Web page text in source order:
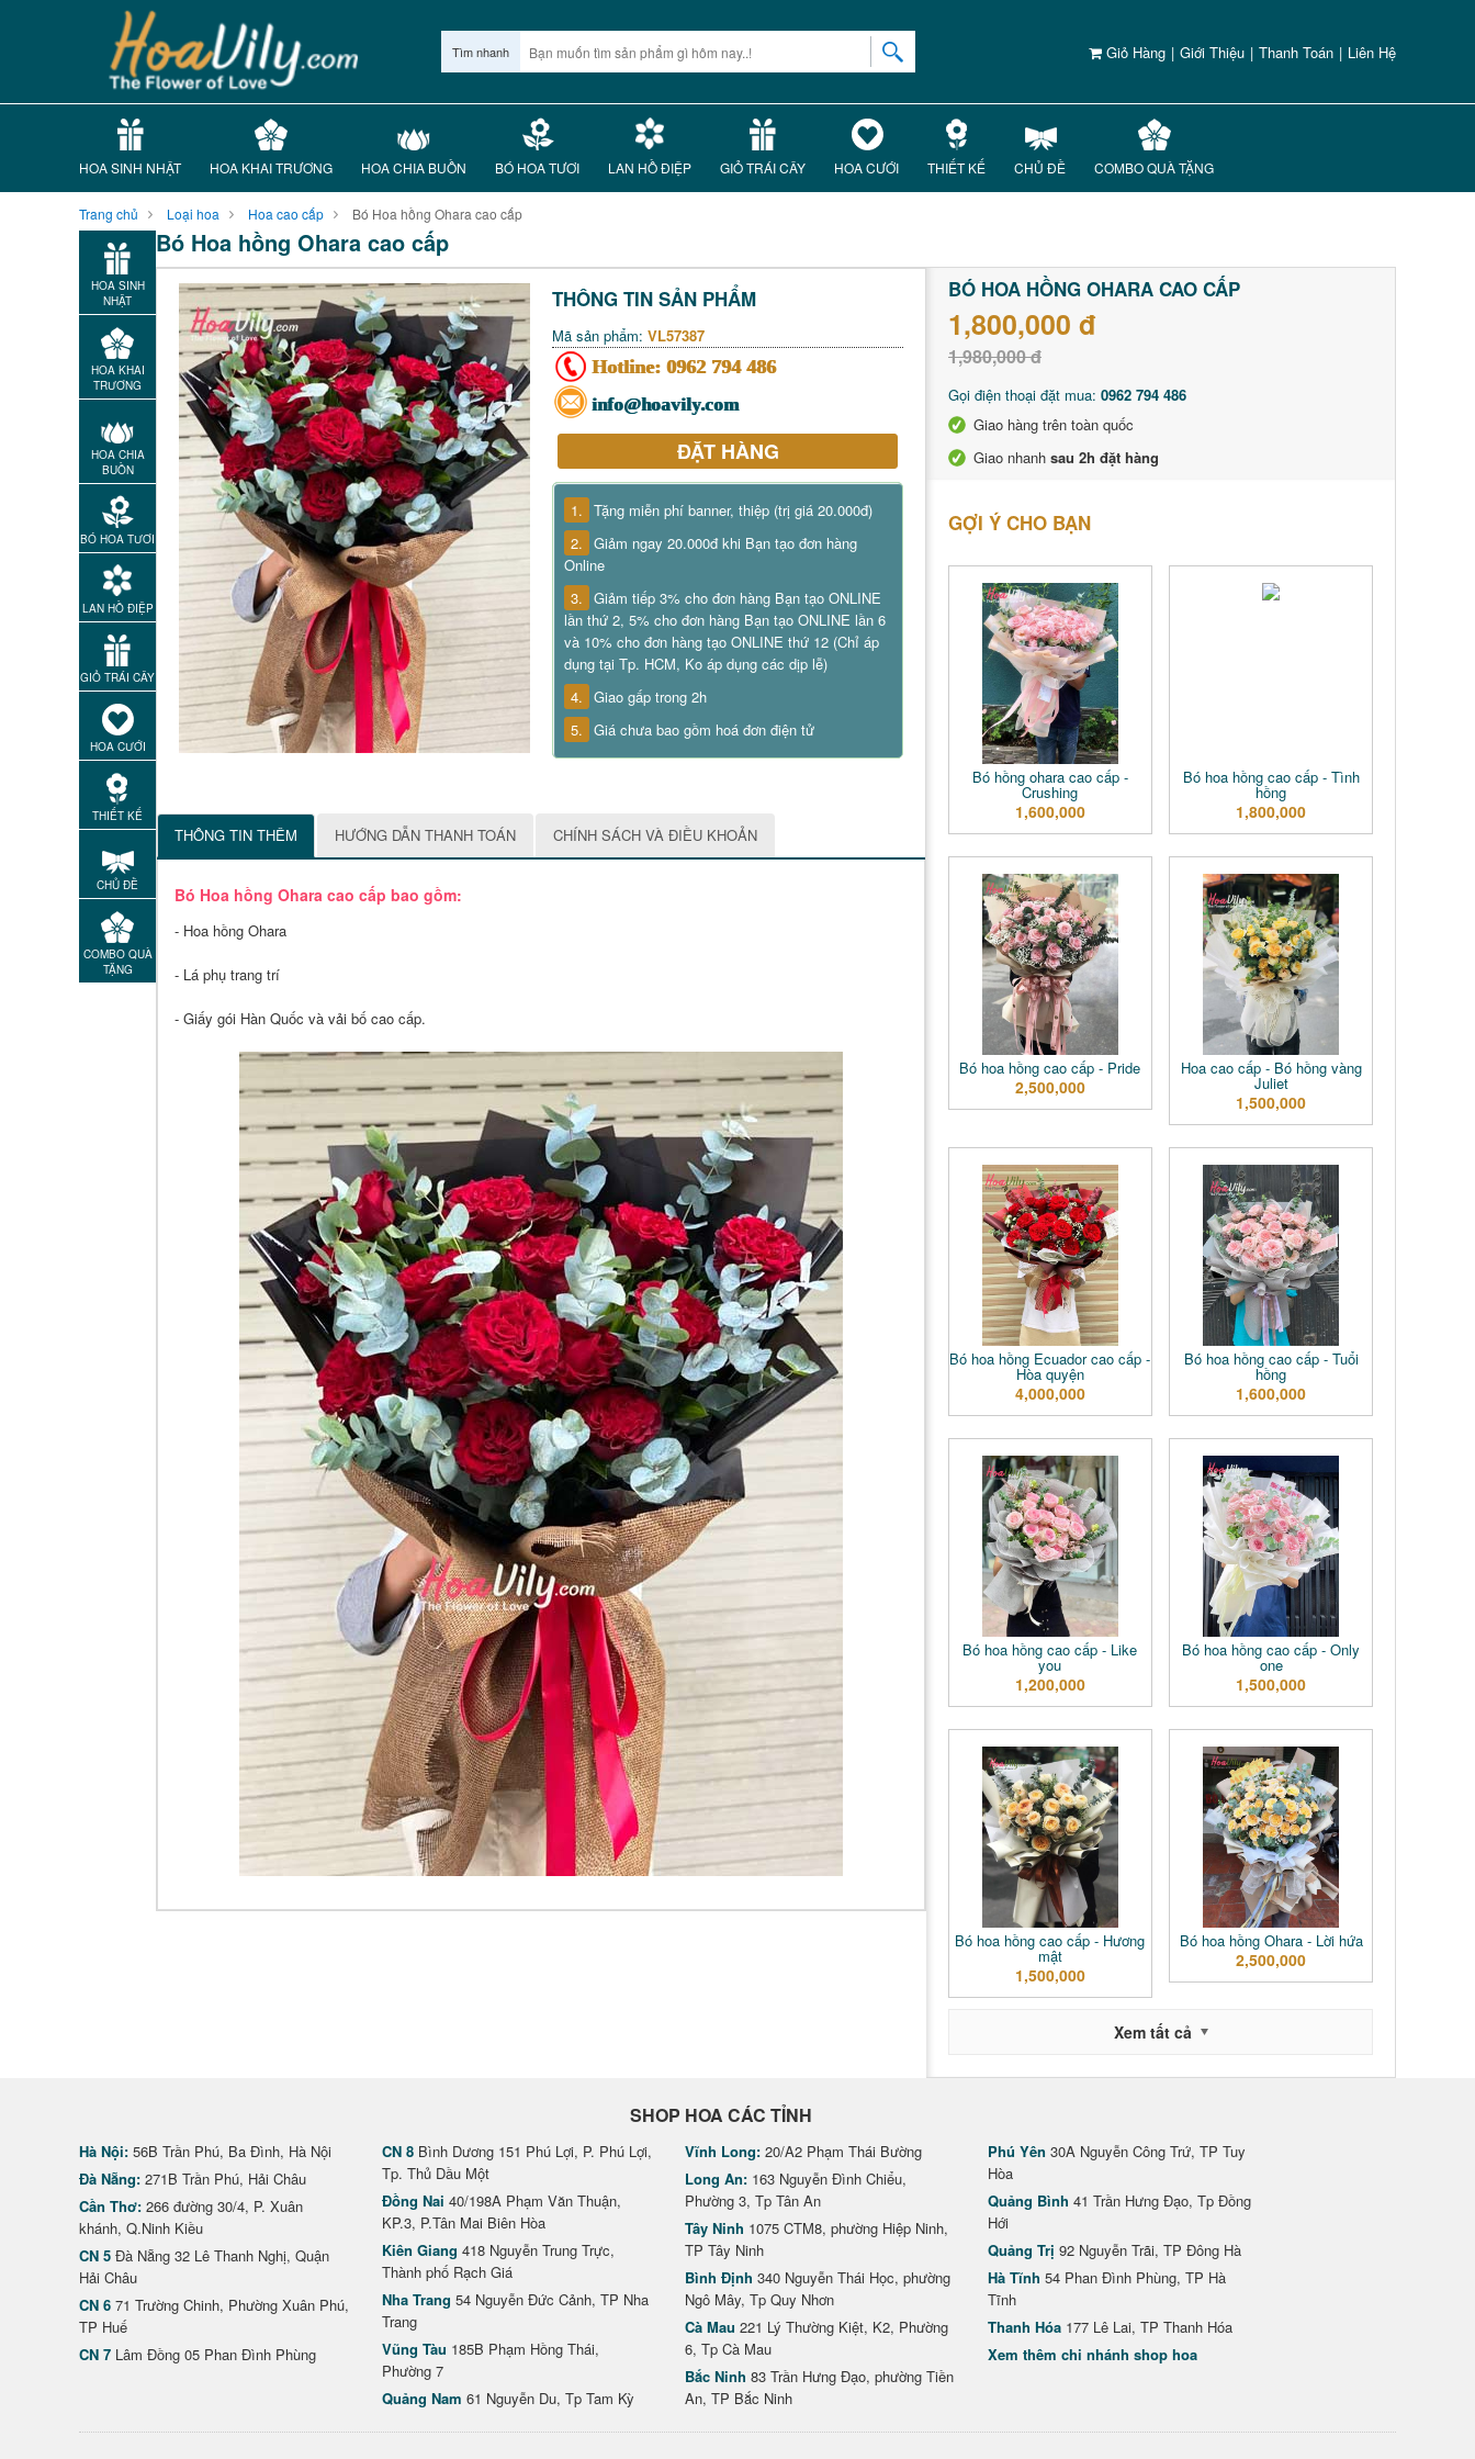
Giỏ Hàng | Giới Thiệu | Thanh Toán | Liên Hệ
Tìm nhanh
HOA SINH NHẬT HOA KHAI TRƯƠNG HOA CHIA BUỒN BÓ HOA TƯƠI LAN HỒ ĐIỆP GIỎ TRÁI CÂY HOA CƯỚI THIẾT KẾ CHỦ ĐỀ COMBO QUÀ TẶNG
Trang chủ Loại hoa Hoa cao cấp Bó Hoa hồng Ohara cao cấp
HOA SINH
NHẬT
HOA KHAI
TRƯƠNG
HOA CHIA
BUỒN
BÓ HOA TƯƠI
LAN HỒ ĐIỆP
GIỎ TRÁI CÂY
HOA CƯỚI
THIẾT KẾ
CHỦ ĐỀ
COMBO QUÀ
TẶNG
Bó Hoa hồng Ohara cao cấp
THÔNG TIN SẢN PHẨM
Mã sản phẩm: VL57387
Hotline: 0962 794 486
info@hoavily.com
ĐẶT HÀNG
1. Tặng miễn phí banner, thiệp (trị giá 20.000đ)
2. Giảm ngay 20.000đ khi Bạn tạo đơn hàng
Online
3. Giảm tiếp 3% cho đơn hàng Bạn tạo ONLINE
lần thứ 2, 5% cho đơn hàng Bạn tạo ONLINE lần 6
và 10% cho đơn hàng tạo ONLINE thứ 12 (Chỉ áp
dụng tại Tp. HCM, Ko áp dụng các dịp lễ)
4. Giao gấp trong 2h
5. Giá chưa bao gồm hoá đơn điện tử
THÔNG TIN THÊM HƯỚNG DẪN THANH TOÁN CHÍNH SÁCH VÀ ĐIỀU KHOẢN
Bó Hoa hồng Ohara cao cấp bao gồm:
- Hoa hồng Ohara
- Lá phụ trang trí
- Giấy gói Hàn Quốc và vải bố cao cấp.
BÓ HOA HỒNG OHARA CAO CẤP
1,800,000 đ
1,980,000 đ
Gọi điện thoại đặt mua: 0962 794 486
Giao hàng trên toàn quốc
Giao nhanh sau 2h đặt hàng
GỢI Ý CHO BẠN
Bó hồng ohara cao cấp -
Crushing
1,600,000
Bó hoa hồng cao cấp - Tình
hồng
1,800,000
Bó hoa hồng cao cấp - Pride
2,500,000
Hoa cao cấp - Bó hồng vàng
Juliet
1,500,000
Bó hoa hồng Ecuador cao cấp -
Hòa quyện
4,000,000
Bó hoa hồng cao cấp - Tuổi
hồng
1,600,000
Bó hoa hồng cao cấp - Like
you
1,200,000
Bó hoa hồng cao cấp - Only
one
1,500,000
Bó hoa hồng cao cấp - Hương
mật
1,500,000
Bó hoa hồng Ohara - Lời hứa
2,500,000
Xem tất cả
SHOP HOA CÁC TỈNH
Hà Nội: 56B Trần Phú, Ba Đình, Hà Nội
Đà Nẵng: 271B Trần Phú, Hải Châu
Cần Thơ: 266 đường 30/4, P. Xuân
khánh, Q.Ninh Kiều
CN 5 Đà Nẵng 32 Lê Thanh Nghị, Quận
Hải Châu
CN 6 71 Trường Chinh, Phường Xuân Phú,
TP Huế
CN 7 Lâm Đồng 05 Phan Đình Phùng
CN 8 Bình Dương 151 Phú Lợi, P. Phú Lợi,
Tp. Thủ Dầu Một
Đồng Nai 40/198A Phạm Văn Thuận,
KP.3, P.Tân Mai Biên Hòa
Kiên Giang 418 Nguyễn Trung Trực,
Thành phố Rạch Giá
Nha Trang 54 Nguyễn Đức Cảnh, TP Nha
Trang
Vũng Tàu 185B Phạm Hồng Thái,
Phường 7
Quảng Nam 61 Nguyễn Du, Tp Tam Kỳ
Vĩnh Long: 20/A2 Phạm Thái Bường
Long An: 163 Nguyễn Đình Chiểu,
Phường 3, Tp Tân An
Tây Ninh 1075 CTM8, phường Hiệp Ninh,
TP Tây Ninh
Bình Định 340 Nguyễn Thái Học, phường
Ngô Mây, Tp Quy Nhơn
Cà Mau 221 Lý Thường Kiệt, K2, Phường
6, Tp Cà Mau
Bắc Ninh 83 Trần Hưng Đạo, phường Tiền
An, TP Bắc Ninh
Phú Yên 30A Nguyễn Công Trứ, TP Tuy
Hòa
Quảng Bình 41 Trần Hưng Đạo, Tp Đồng
Hới
Quảng Trị 92 Nguyễn Trãi, TP Đông Hà
Hà Tĩnh 54 Phan Đình Phùng, TP Hà
Tĩnh
Thanh Hóa 177 Lê Lai, TP Thanh Hóa
Xem thêm chi nhánh shop hoa